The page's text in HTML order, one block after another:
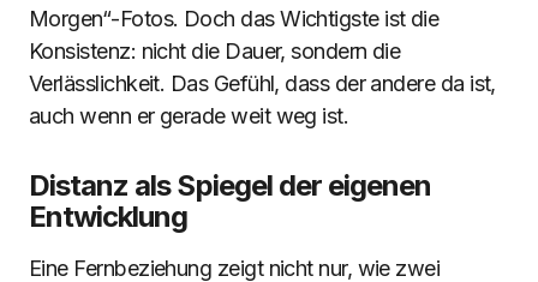
Morgen“-Fotos. Doch das Wichtigste ist die
Konsistenz: nicht die Dauer, sondern die
Verlässlichkeit. Das Gefühl, dass der andere da ist,
auch wenn er gerade weit weg ist.
Distanz als Spiegel der eigenen
Entwicklung
Eine Fernbeziehung zeigt nicht nur, wie zwei